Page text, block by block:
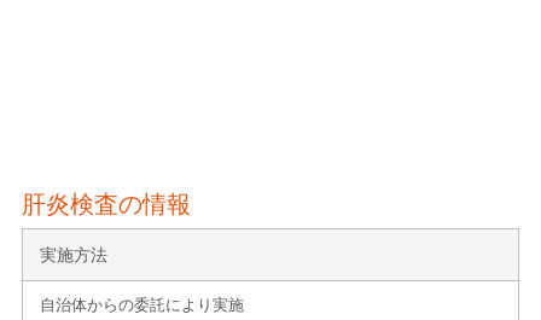
肝炎検査の情報
実施方法
自治体からの委託により実施